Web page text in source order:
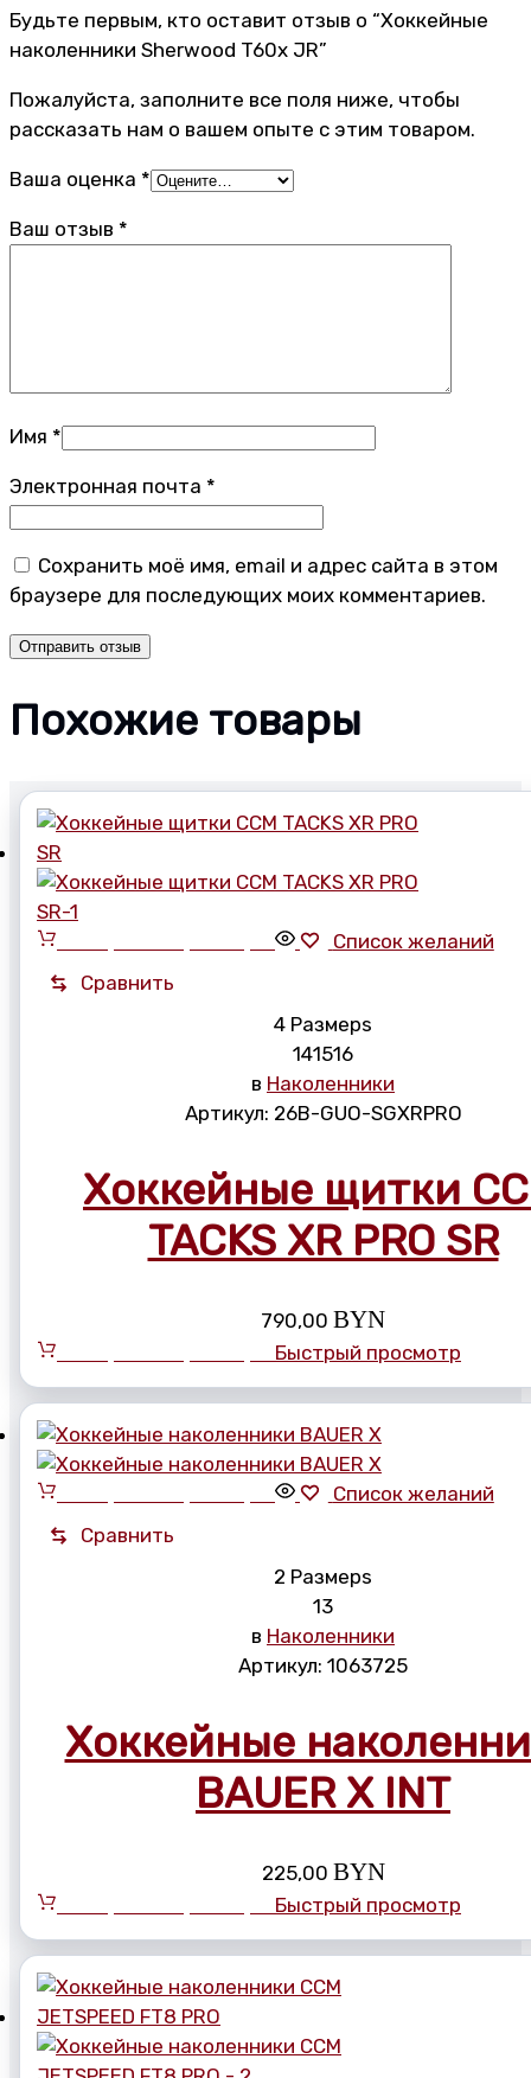
Будьте первым, кто оставит отзыв о “Хоккейные
наколенники Sherwood T60x JR”
Пожалуйста, заполните все поля ниже, чтобы
рассказать нам о вашем опыте с этим товаром.
Ваша оценка *
Ваш отзыв *
Имя *
Электронная почта *
Сохранить моё имя, email и адрес сайта в этом
браузере для последующих моих комментариев.
Похожие товары
Список желаний
Сравнить
4 Размерs
141516
в Наколенники
Артикул: 26B-GUO-SGXRPRO
Хоккейные щитки
TACKS XR PRO SR
790,00 BYN
Быстрый просмотр
Список желаний
Сравнить
2 Размерs
13
в Наколенники
Артикул: 1063725
Хоккейные
BAUER X INT
225,00 BYN
Быстрый просмотр